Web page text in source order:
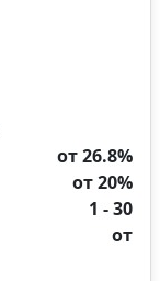
от 26.8%
от 20%
1 - 30
от